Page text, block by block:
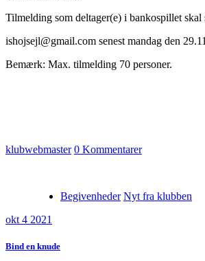
Tilmelding som deltager(e) i bankospillet skal
ishojsejl@gmail.com senest mandag den
Bemærk: Max. tilmelding 70 personer.
klubwebmaster 0 Kommentarer
Begivenheder Nyt fra klubben
okt 4 2021
Bind en knude